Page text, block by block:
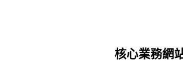
核心業務網